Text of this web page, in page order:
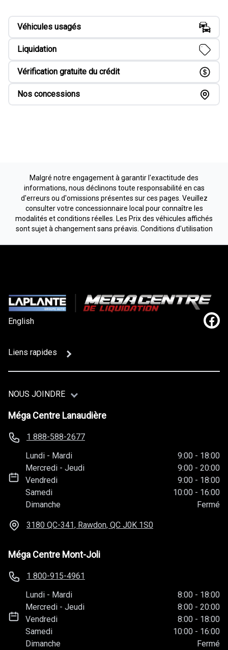
Véhicules usagés
Liquidation
Vérification gratuite du crédit
Nos concessions
Malgré notre engagement à garantir l'exactitude des
informations, nous déclinons toute responsabilité en cas
d'erreurs ou d'omissions présentes sur ces pages. Veuillez
consulter votre concessionnaire local pour connaître les
modalités et conditions réelles. Les Prix des véhicules affichés
sont sujet à changement sans préavis. Conditions d'utilisation
English
Liens rapides
NOUS JOINDRE
Méga Centre Lanaudière
1 888-588-2677
Lundi - Mardi 9:00 - 18:00
Mercredi -Jeudi 9:00 - 20:00
Vendredi
9:00 - 18:00
Samedi
10:00 - 16:00
Dimanche
Fermé
3180 QC-341, Rawdon, QC J0K 1S0
Méga Centre Mont-Joli
1 800-915-4961
Lundi - Mardi 8:00 - 18:00
Mercredi -Jeudi 8:00 - 20:00
Vendredi
8:00 - 18:00
Samedi
10:00 - 16:00
Dimanche
Fermé